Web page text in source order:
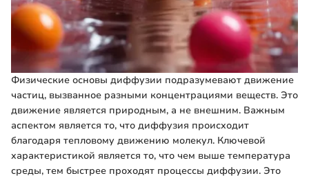
Физические основы диффузии подразумевают движение
частиц, вызванное разными концентрациями веществ. Это
движение является природным, а не внешним. Важным
аспектом является то, что диффузия происходит
благодаря тепловому движению молекул. Ключевой
характеристикой является то, что чем выше температура
среды, тем быстрее проходят процессы диффузии. Это